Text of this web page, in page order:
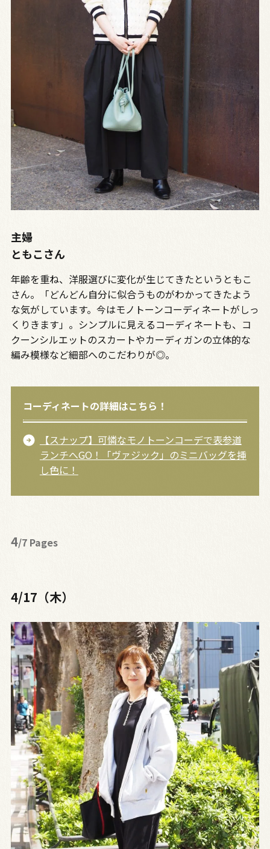
主婦
ともこさん
年齢を重ね、洋服選びに変化が生じてきたというともこ
さん。「どんどん自分に似合うものがわかってきたよう
な気がしています。今はモノトーンコーディネートがしっ
くりきます」。シンプルに見えるコーディネートも、コ
クーンシルエットのスカートやカーディガンの立体的な
編み模様など細部へのこだわりが◎。
コーディネートの詳細はこちら！
【スナップ】可憐なモノトーンコーデで表参道
ランチへGO！「ヴァジック」のミニバッグを挿
し色に！
4/7 Pages
4/17（木）